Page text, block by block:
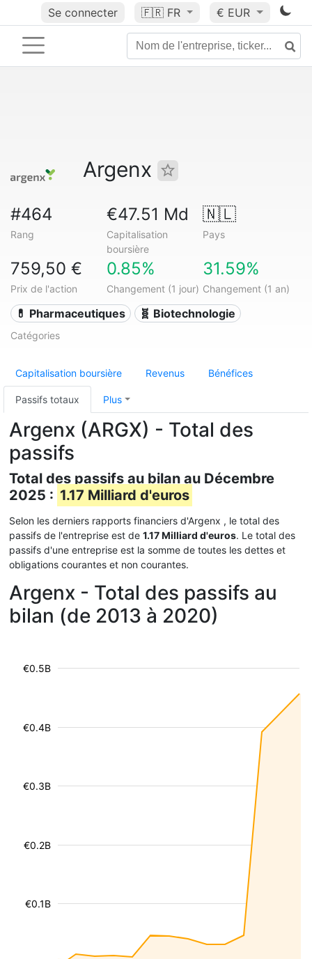
Se connecter 🇫🇷 FR € EUR
Argenx
#464
Rang
€47.51 Md
Capitalisation
boursière
🇳🇱
Pays
759,50 €
Prix de l'action
0.85%
Changement (1 jour)
31.59%
Changement (1 an)
💊 Pharmaceutiques 🧬 Biotechnologie
Catégories
Capitalisation boursière Revenus Bénéfices
Passifs totaux Plus
Argenx (ARGX) - Total des
passifs
Total des passifs au bilan au Décembre
2025 : 1.17 Milliard d'euros
Selon les derniers rapports financiers d'Argenx , le total des
passifs de l'entreprise est de 1.17 Milliard d'euros. Le total des
passifs d'une entreprise est la somme de toutes les dettes et
obligations courantes et non courantes.
Argenx - Total des passifs au
bilan (de 2013 à 2020)
€0.1B
€0.2B
€0.3B
€0.4B
€0.5B